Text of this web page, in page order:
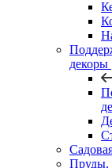
декоры
Пруды,